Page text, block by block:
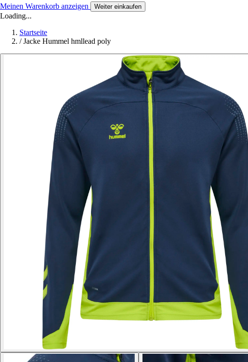
Meinen Warenkorb anzeigen Weiter einkaufen
Loading...
Startseite
/ Jacke Hummel hmllead poly